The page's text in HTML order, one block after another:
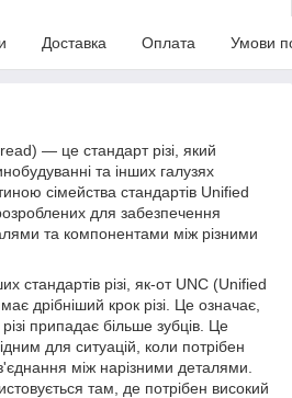
Доставка Оплата Умови
— це стандарт різі, який
та інших галузях
сімейства стандартів Unified
для забезпечення
та компонентами між різними
стандартів різі, як-от UNC (Unified
дрібніший крок різі. Це означає,
припадає більше зубців. Це
для ситуацій, коли потрібен
між нарізними деталями.
там, де потрібен високий